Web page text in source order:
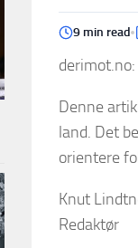
9 min read
derimot.no:
Denne
land. Det
orientere
Knut
Redaktør